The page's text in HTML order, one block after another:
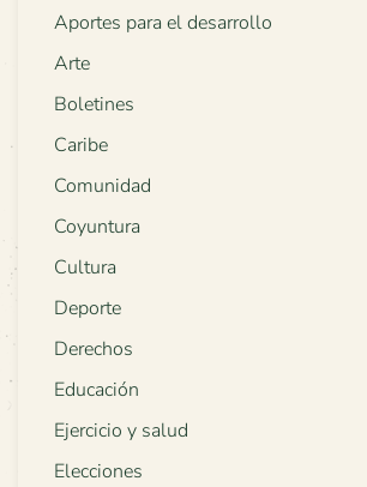
Aportes para el desarrollo
Arte
Boletines
Caribe
Comunidad
Coyuntura
Cultura
Deporte
Derechos
Educación
Ejercicio y salud
Elecciones